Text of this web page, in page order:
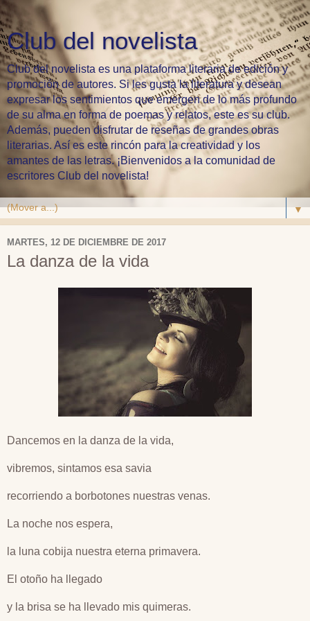
Club del novelista
Club del novelista es una plataforma literaria de edición y
promoción de autores. Si les gusta la literatura y desean
expresar los sentimientos que emergen de lo más profundo
de su alma en forma de poemas y relatos, este es su club.
Además, pueden disfrutar de reseñas de grandes obras
literarias. Así es este rincón para la creatividad y los
amantes de las letras. ¡Bienvenidos a la comunidad de
escritores Club del novelista!
▼
MARTES, 12 DE DICIEMBRE DE 2017
La danza de la vida
Dancemos en la danza de la vida,
vibremos, sintamos esa savia
recorriendo a borbotones nuestras venas.
La noche nos espera,
la luna cobija nuestra eterna primavera.
El otoño ha llegado
y la brisa se ha llevado mis quimeras.